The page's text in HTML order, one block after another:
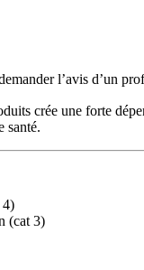
l’avis d’un
crée une forte
santé.
4)
(cat 3)